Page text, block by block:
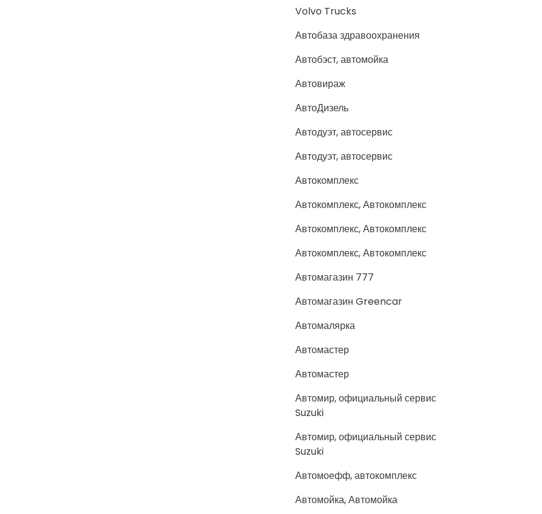
Volvo Trucks
Автобаза здравоохранения
Автобэст, автомойка
Автовираж
АвтоДизель
Автодуэт, автосервис
Автодуэт, автосервис
Автокомплекс
Автокомплекс, Автокомплекс
Автокомплекс, Автокомплекс
Автокомплекс, Автокомплекс
Автомагазин 777
Автомагазин Greencar
Автомалярка
Автомастер
Автомастер
Автомир, официальный сервис
Suzuki
Автомир, официальный сервис
Suzuki
Автомоефф, автокомплекс
Автомойка, Автомойка